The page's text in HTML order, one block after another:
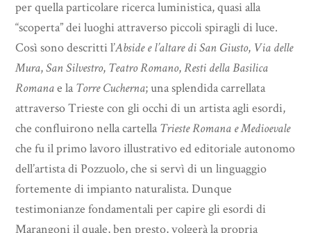
per quella particolare ricerca luministica, quasi alla
“scoperta” dei luoghi attraverso piccoli spiragli di luce.
Così sono descritti l’Abside e l’altare di San Giusto, Via delle
Mura,San Silvestro, Teatro Romano,Resti della Basilica
Romanae laTorre Cucherna; una splendida carrellata
attraverso Trieste con gli occhi di un artista agli esordi,
che confluirono nella cartellaTrieste Romana e Medioevale
che fu il primo lavoro illustrativo ed editoriale autonomo
dell’artista di Pozzuolo, che si servì di un linguaggio
fortemente di impianto naturalista. Dunque
testimonianze fondamentali per capire gli esordi di
Marangoni il quale, ben presto, volgerà la propria